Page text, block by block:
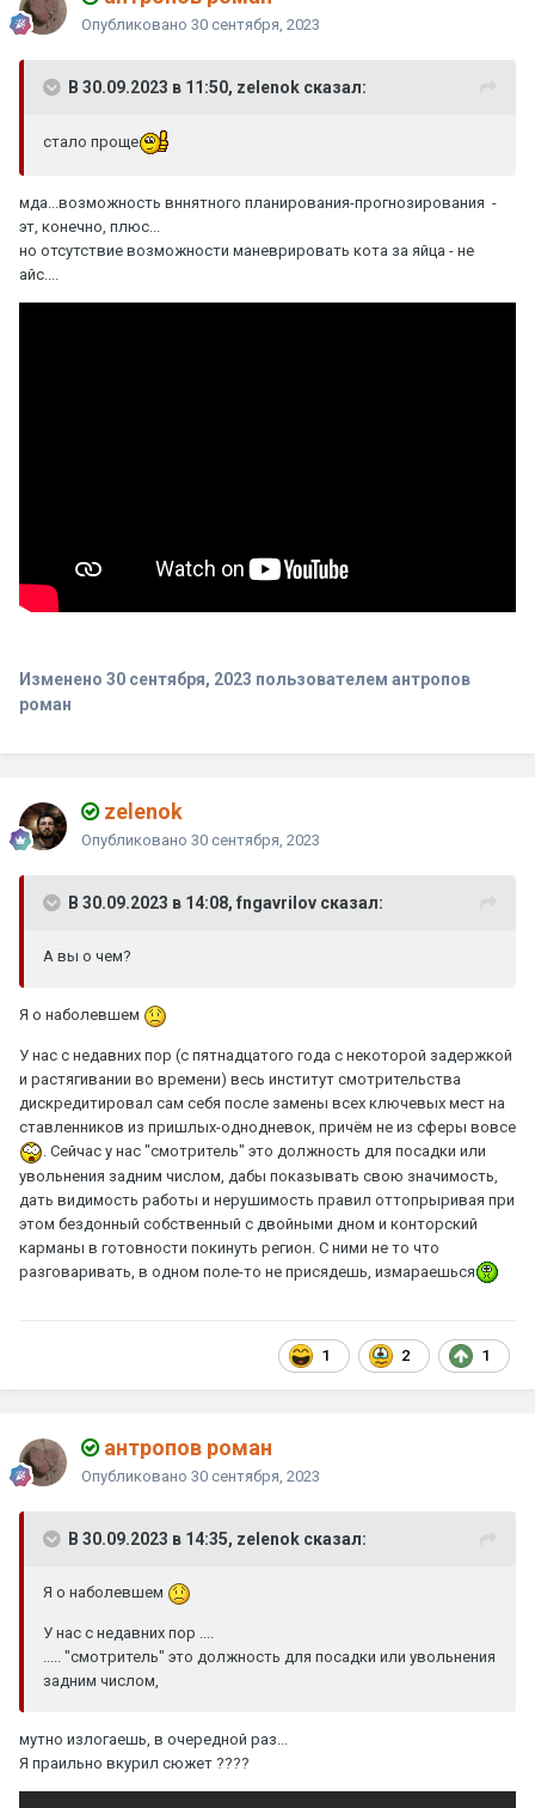
Опубликовано 30 сентября, 2023
В 30.09.2023 в 11:50, zelenok сказал:
стало проще
мда...возможность вннятного планирования-прогнозирования -
эт, конечно, плюс...
но отсутствие возможности маневрировать кота за яйца - не
айс....
Изменено 30 сентября, 2023 пользователем антропов
роман
zelenok
Опубликовано 30 сентября, 2023
В 30.09.2023 в 14:08, fngavrilov сказал:
А вы о чем?
Я о наболевшем
У нас с недавних пор (с пятнадцатого года с некоторой задержкой
и растягивании во времени) весь институт смотрительства
дискредитировал сам себя после замены всех ключевых мест на
ставленников из пришлых-однодневок, причём не из сферы вовсе
. Сейчас у нас "смотритель" это должность для посадки или
увольнения задним числом, дабы показывать свою значимость,
дать видимость работы и нерушимость правил оттопрыривая при
этом бездонный собственный с двойными дном и конторский
карманы в готовности покинуть регион. С ними не то что
разговаривать, в одном поле-то не присядешь, измараешься
1 2 1
антропов роман
Опубликовано 30 сентября, 2023
В 30.09.2023 в 14:35, zelenok сказал:
Я о наболевшем
У нас с недавних пор ....
..... "смотритель" это должность для посадки или увольнения
задним числом,
мутно излогаешь, в очередной раз...
Я праильно вкурил сюжет ????